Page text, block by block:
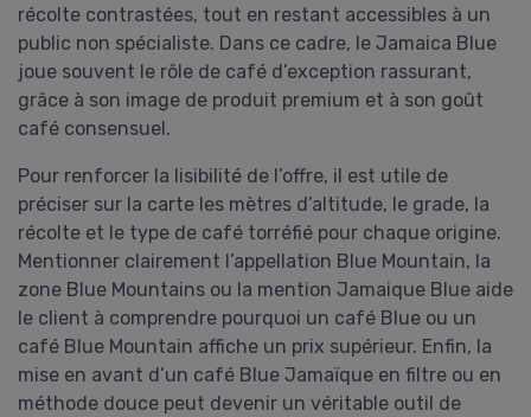
récolte contrastées, tout en restant accessibles à un
public non spécialiste. Dans ce cadre, le Jamaica Blue
joue souvent le rôle de café d’exception rassurant,
grâce à son image de produit premium et à son goût
café consensuel.
Pour renforcer la lisibilité de l’offre, il est utile de
préciser sur la carte les mètres d’altitude, le grade, la
récolte et le type de café torréfié pour chaque origine.
Mentionner clairement l’appellation Blue Mountain, la
zone Blue Mountains ou la mention Jamaique Blue aide
le client à comprendre pourquoi un café Blue ou un
café Blue Mountain affiche un prix supérieur. Enfin, la
mise en avant d’un café Blue Jamaïque en filtre ou en
méthode douce peut devenir un véritable outil de